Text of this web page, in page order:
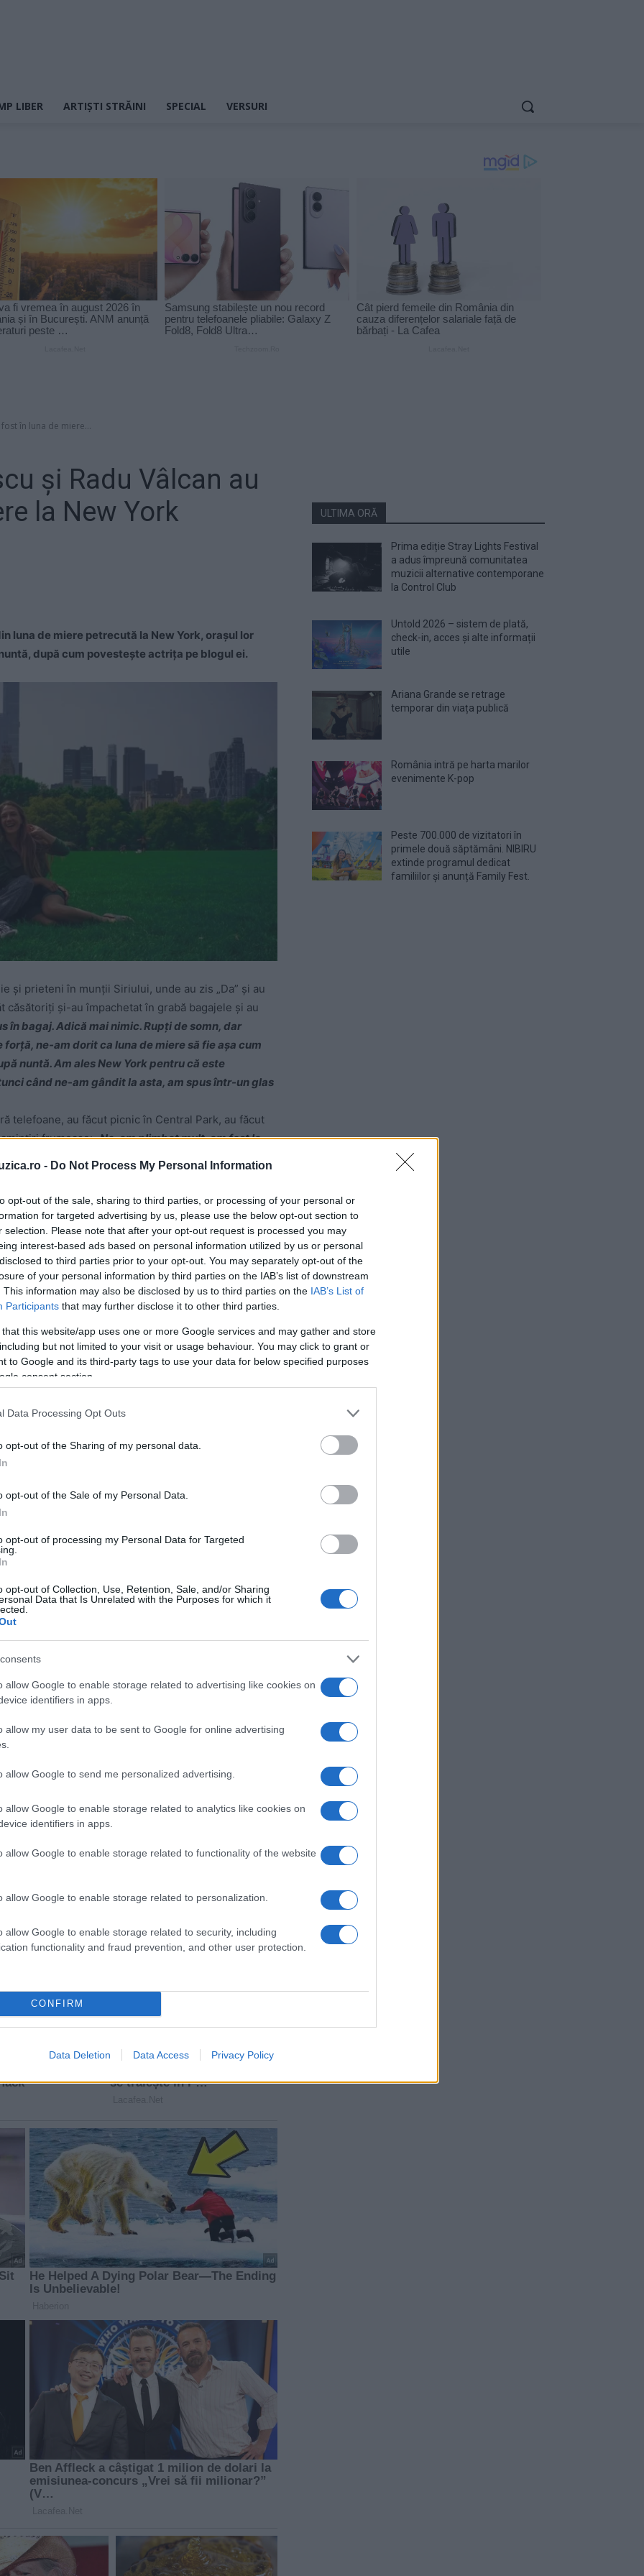
- Do Not Process My Personal Information
opt-out of the sale, sharing to third parties, or processing of your personal or
for targeted advertising by us, please use the below opt-out section to
selection. Please note that after your opt-out request is processed you may
interest-based ads based on personal information utilized by us or personal
to third parties prior to your opt-out. You may separately opt-out of the
of your personal information by third parties on the IAB’s list of downstream
This information may also be disclosed by us to third parties on the IAB’s List of
Participants that may further disclose it to other third parties.
that this website/app uses one or more Google services and may gather and store
but not limited to your visit or usage behaviour. You may click to grant or
to Google and its third-party tags to use your data for below specified purposes
consent section.
Data Processing Opt Outs
opt-out of the Sharing of my personal data.
opt-out of the Sale of my Personal Data.
opt-out of processing my Personal Data for Targeted
opt-out of Collection, Use, Retention, Sale, and/or Sharing
Data that Is Unrelated with the Purposes for which it
allow Google to enable storage related to advertising like cookies on
identifiers in apps.
allow my user data to be sent to Google for online advertising
allow Google to send me personalized advertising.
allow Google to enable storage related to analytics like cookies on
identifiers in apps.
allow Google to enable storage related to functionality of the website
allow Google to enable storage related to personalization.
allow Google to enable storage related to security, including
functionality and fraud prevention, and other user protection.
CONFIRM
Data Deletion Data Access Privacy Policy
LIBER ARTIȘTI STRĂINI SPECIAL VERSURI
în luna de miere...
şi Radu Vâlcan au
la New York
luna de miere petrecută la New York, oraşul lor
după cum povesteşte actriţa pe blogul ei.
şi prieteni în munţii Siriului, unde au zis „Da” şi au
şi-au împachetat în grabă bagajele şi au
în bagaj. Adică mai nimic. Rupţi de somn, dar
ne-am dorit ca luna de miere să fie aşa cum
nuntă. Am ales New York pentru că este
când ne-am gândit la asta, am spus într-un glas
telefoane, au făcut picnic în Central Park, au făcut
frumoase:„Ne-am plimbat mult, am fost la
Fantoma de la Operă, Fuerza Brută, etc, am făcut
vizitat, am vorbit, am simţit, am trăit. Iar camera
nopţi magice şi cele mai frumoase poveşti de spus
ei.
în perioada open-ului american şi să o putem
experienţă unică. E uriaş să îi vezi laolaltă pe marii
ul pentru că poţi la orice colţ să dai nas în nas cu
mie cu unul din idolii copilăriei mele, actorul Ray
rând”
, povesteşte
ULTIMA ORĂ
Prima ediție Stray Lights Festival
a adus împreună comunitatea
muzicii alternative contemporane
la Control Club
Untold 2026 – sistem de plată,
check-in, acces și alte informații
utile
Ariana Grande se retrage
temporar din viața publică
România intră pe harta marilor
evenimente K-pop
Peste 700.000 de vizitatori în
primele două săptămâni. NIBIRU
extinde programul dedicat
familiilor și anunță Family Fest.